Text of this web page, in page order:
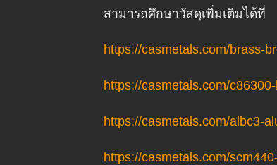
สามารถศึกษาวัสดุเพิ่มเติมได้ที่
https://casmetals.com/brass-
https://casmetals.com/
https://casmetals.com/albc3-
https://casmetals.com/